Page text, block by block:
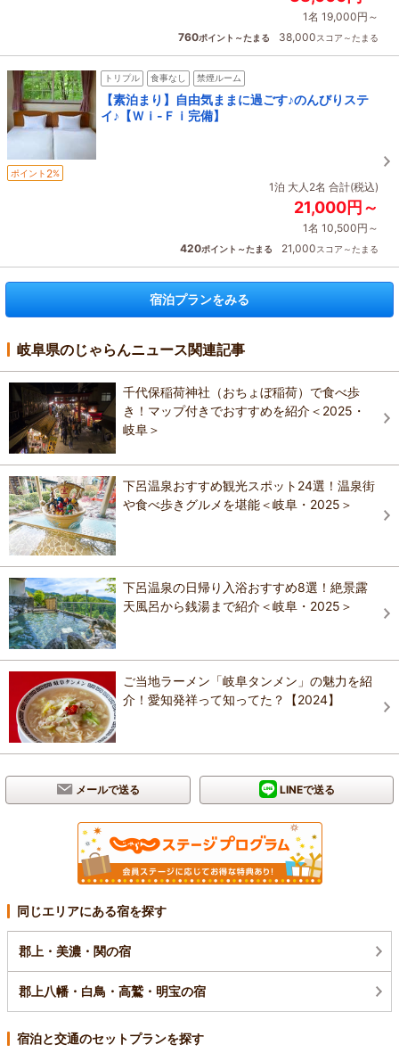
1名 19,000円～
760ポイント～たまる 38,000スコア～たまる
トリプル 食事なし 禁煙ルーム
【素泊まり】自由気ままに過ごす♪のんびりステ
イ♪【Ｗｉ-Ｆｉ完備】
ポイント 2%
1泊 大人2名 合計(税込)
21,000円～
1名 10,500円～
420ポイント～たまる 21,000スコア～たまる
宿泊プランをみる
岐阜県のじゃらんニュース関連記事
千代保稲荷神社（おちょぼ稲荷）で食べ歩
き！マップ付きでおすすめを紹介＜2025・
岐阜＞
下呂温泉おすすめ観光スポット24選！温泉街
や食べ歩きグルメを堪能＜岐阜・2025＞
下呂温泉の日帰り入浴おすすめ8選！絶景露
天風呂から銭湯まで紹介＜岐阜・2025＞
ご当地ラーメン「岐阜タンメン」の魅力を紹
介！愛知発祥って知ってた？【2024】
メールで送る LINEで送る
同じエリアにある宿を探す
郡上・美濃・関の宿
郡上八幡・白鳥・高鷲・明宝の宿
宿泊と交通のセットプランを探す